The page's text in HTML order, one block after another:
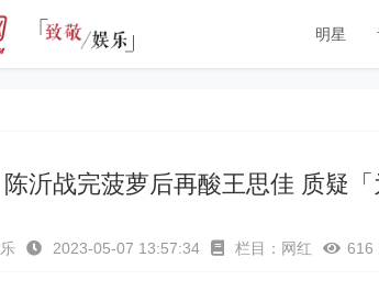
明星
陈沂战完菠萝后再酸王思佳 质
2023-05-07 13:57:34 栏目： 网红 616